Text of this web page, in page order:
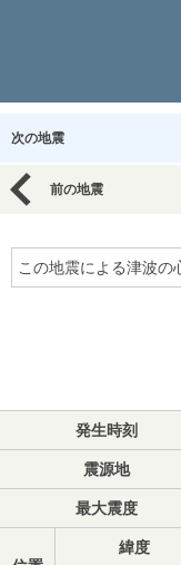
次の地震
前の地震
この地震による津波の
発生時刻
震源地
最大震度
緯度